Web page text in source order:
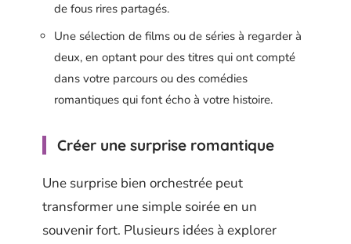
de fous rires partagés.
Une sélection de films ou de séries à regarder à
deux, en optant pour des titres qui ont compté
dans votre parcours ou des comédies
romantiques qui font écho à votre histoire.
Créer une surprise romantique
Une surprise bien orchestrée peut
transformer une simple soirée en un
souvenir fort. Plusieurs idées à explorer